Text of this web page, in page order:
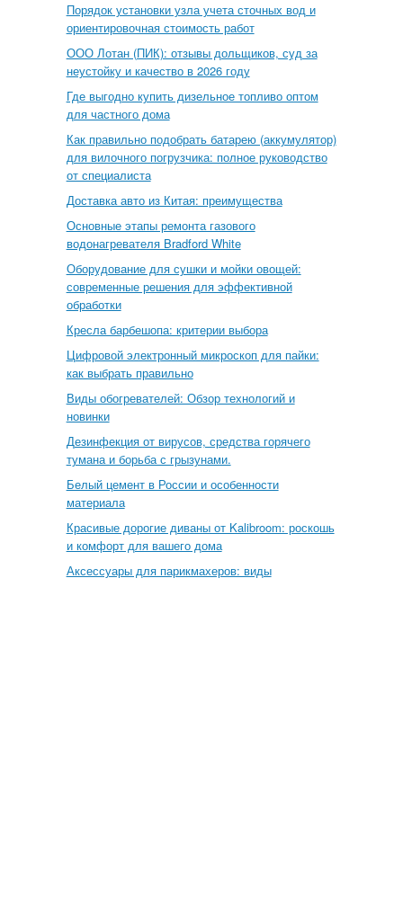
Порядок установки узла учета сточных вод и
ориентировочная стоимость работ
ООО Лотан (ПИК): отзывы дольщиков, суд за
неустойку и качество в 2026 году
Где выгодно купить дизельное топливо оптом
для частного дома
Как правильно подобрать батарею (аккумулятор)
для вилочного погрузчика: полное руководство
от специалиста
Доставка авто из Китая: преимущества
Основные этапы ремонта газового
водонагревателя Bradford White
Оборудование для сушки и мойки овощей:
современные решения для эффективной
обработки
Кресла барбешопа: критерии выбора
Цифровой электронный микроскоп для пайки:
как выбрать правильно
Виды обогревателей: Обзор технологий и
новинки
Дезинфекция от вирусов, средства горячего
тумана и борьба с грызунами.
Белый цемент в России и особенности
материала
Красивые дорогие диваны от Kalibroom: роскошь
и комфорт для вашего дома
Аксессуары для парикмахеров: виды